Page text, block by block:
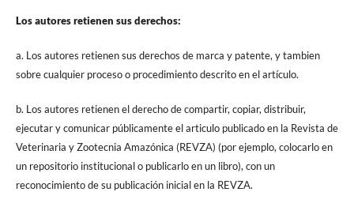
Los autores retienen sus derechos:
a. Los autores retienen sus derechos de marca y patente, y tambien
sobre cualquier proceso o procedimiento descrito en el artículo.
b. Los autores retienen el derecho de compartir, copiar, distribuir,
ejecutar y comunicar públicamente el articulo publicado en la Revista de
Veterinaria y Zootecnia Amazónica (REVZA) (por ejemplo, colocarlo en
un repositorio institucional o publicarlo en un libro), con un
reconocimiento de su publicación inicial en la REVZA.